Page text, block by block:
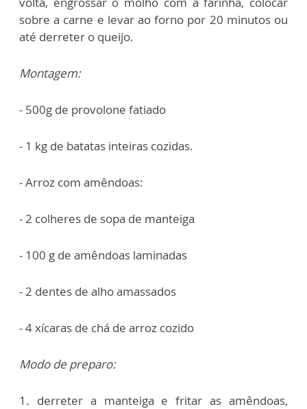
sobre a carne e levar ao forno por 20 minutos ou
até derreter o queijo.
Montagem:
- 500g de provolone fatiado
- 1 kg de batatas inteiras cozidas.
- Arroz com amêndoas:
- 2 colheres de sopa de manteiga
- 100 g de amêndoas laminadas
- 2 dentes de alho amassados
- 4 xícaras de chá de arroz cozido
Modo de preparo:
1 . derreter a manteiga e fritar as amêndoas,